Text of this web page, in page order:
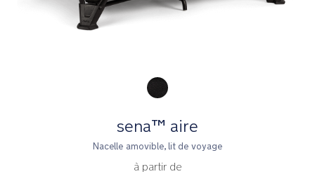
sena™ aire
Nacelle amovible, lit de voyage
à partir de